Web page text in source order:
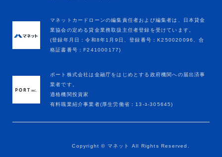
マネットカードローンの編集責任者および編集者は、日本貸金
業協会の定める貸金業務取扱主任者登録を受けています。
(登録年月日：令和8年1月9日、登録番号：K250020096、合
格証書番号：F241000177)
ポート株式会社は金融庁をはじめとする政府機関への届出済事
業者です。
適格機関投資家
有料職業紹介事業者(厚生労働省：13-ﾕ-305645)